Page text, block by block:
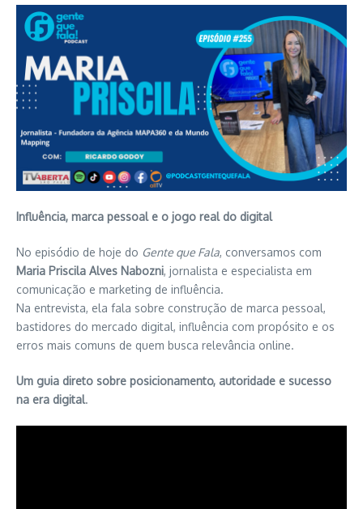
Influência, marca pessoal e o jogo real do digital
No episódio de hoje do Gente que Fala, conversamos com
Maria Priscila Alves Nabozni, jornalista e especialista em
comunicação e marketing de influência.
Na entrevista, ela fala sobre construção de marca pessoal,
bastidores do mercado digital, influência com propósito e os
erros mais comuns de quem busca relevância online.
Um guia direto sobre posicionamento, autoridade e sucesso
na era digital.